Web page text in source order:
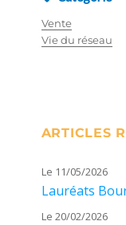
Vente
Vie du réseau
ARTICLES
Le 11/05/2026
Lauréats
Le 20/02/2026